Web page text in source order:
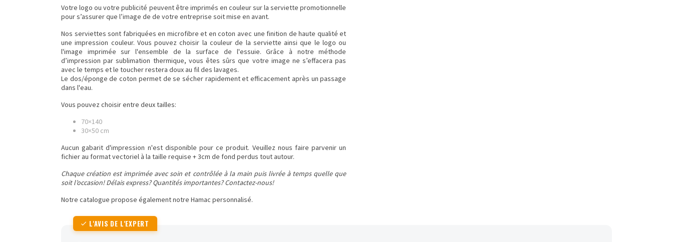
Votre logo ou votre publicité peuvent être imprimés en couleur sur la serviette promotionnelle
pour s’assurer que l’image de de votre entreprise soit mise en avant.
Nos serviettes sont fabriquées en microfibre et en coton avec une finition de haute qualité et
une impression couleur. Vous pouvez choisir la couleur de la serviette ainsi que le logo ou
l'image imprimée sur l'ensemble de la surface de l'essuie. Grâce à notre méthode
d’impression par sublimation thermique, vous êtes sûrs que votre image ne s’effacera pas
avec le temps et le toucher restera doux au fil des lavages.
Le dos/éponge de coton permet de se sécher rapidement et efficacement après un passage
dans l'eau.
Vous pouvez choisir entre deux tailles:
70×140
30×50 cm
Aucun gabarit d'impression n'est disponible pour ce produit. Veuillez nous faire parvenir un
fichier au format vectoriel à la taille requise + 3cm de fond perdus tout autour.
Chaque création est imprimée avec soin et contrôlée à la main puis livrée à temps quelle que
soit l’occasion! Délais express? Quantités importantes? Contactez-nous!
Notre catalogue propose également notre Hamac personnalisé.
L'AVIS DE L'EXPERT